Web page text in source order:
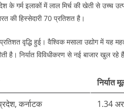
गर्म इलाकों में लाल मिर्च की खेती से उच्च
की हिस्सेदारी 70 प्रतिशत है।​
वृद्धि हुई। वैश्विक मसाला उद्योग में यह
है। निर्यात विविधीकरण से नई बाजार खुल रहे
निर्यात
कर्नाटक
1.34